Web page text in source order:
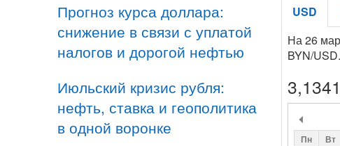
Прогноз курса доллара:
снижение в связи с уплатой
налогов и дорогой нефтью
Июльский кризис рубля:
нефть, ставка и геополитика
в одной воронке
USD
На 26
BYN/USD.
Пн Вт